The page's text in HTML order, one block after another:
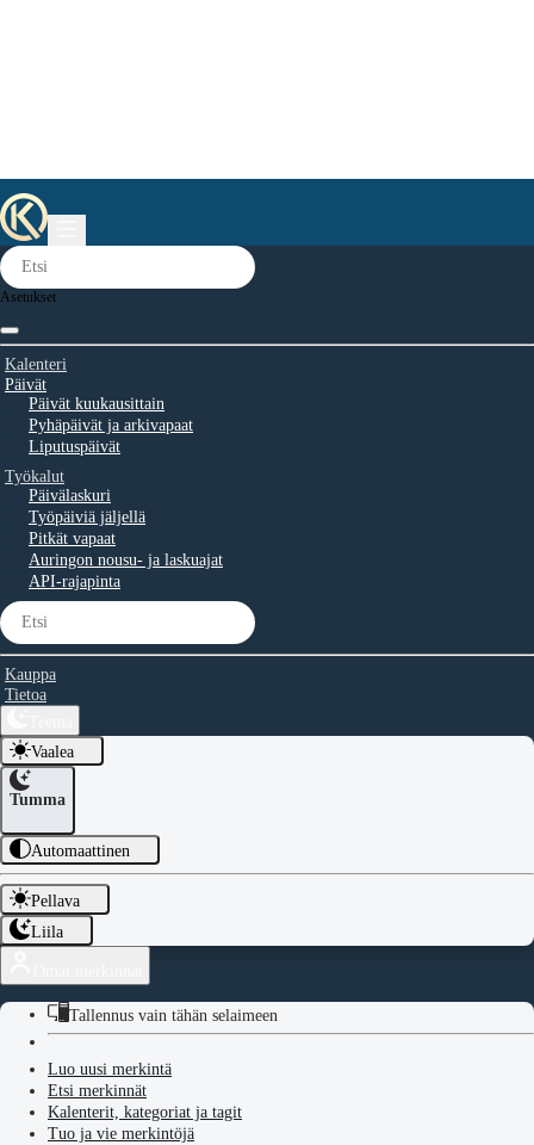
Asetukset
Kalenteri
Päivät
Päivät kuukausittain
Pyhäpäivät ja arkivapaat
Liputuspäivät
Työkalut
Päivälaskuri
Työpäiviä jäljellä
Pitkät vapaat
Auringon nousu- ja laskuajat
API-rajapinta
Kauppa
Tietoa
Vaalea
Tumma
Automaattinen
Pellava
Liila
Tallennus vain tähän selaimeen
Luo uusi merkintä
Etsi merkinnät
Kalenterit, kategoriat ja tagit
Tuo ja vie merkintöjä